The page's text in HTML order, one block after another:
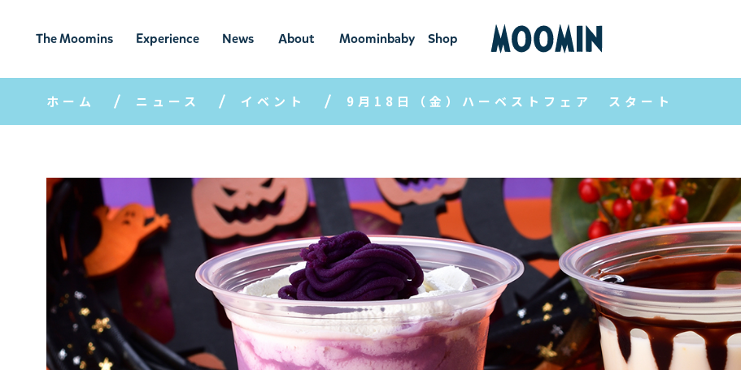
The Moomins
ムーミンの
世界
Experience
ムーミンの世
界を楽しむ
News
ニュ
ース
About
ムーミン
について
Moominbaby
ムーミンベ
ビー
Shop
ショ
ップ
ホーム ニュース イベント 9月18日（金）ハーベストフェア スタート